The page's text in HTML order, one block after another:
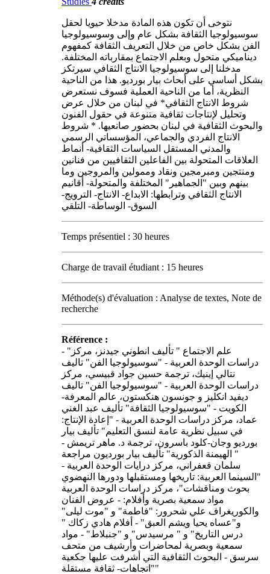
نتوخى أن تكون هذه المادة مدخلا حيويا لحقل
سوسيولوجيا الثقافة بشكل عام وإلى وسوسيولوجيا
الفن بشكل خاص من خلال التعريف الثقافة كمفهوم
ديناميكي متحول وبعلم الاجتماع بمقارباته المختلفة.
مدخلنا إلى سوسيولوجيا الانتاج الثقافي سيرتكز
بشكل أساسي على أبحاث بيار بورديو. هذا من الناحية
النظرية، أما من الناحية العملية فسوف نستعرض
شروط الانتاج الثقافي* في لبنان من خلال عرض
وتحليل لإنتاجات ثقافية متنوعة في حقول الفنون
والبحوث الثقافية في لبنان بحضور صانعيها. * شروط
الانتاج الفردي والجماعي، المؤسساتي الرسمي
والمدني المستقل السياسات الثقافية- أنماط
العلاقات المتحولة بين الفاعلين الثقافيين من فنانين
ومنتجين ومبرمجين ونقاد وممولين والمروجين وما
بينهم وبين "الجماهير" المختلفة والمتحولة- أقانيم
الانتاج الثقافي وترابطها: الابداع- الانتاج- الترويج-
السوق- الوساطة- التلقي
Temps présentiel : 30 heures
Charge de travail étudiant : 15 heures
Méthode(s) d'évaluation : Analyse de textes, Note de
recherche
Référence :
- "علم الاجتماع " تأليف انطوني جيدنز، مركز
دراسات الوحدة العربية - "سوسيولوجيا الفن" تاليف
نتالي إينيك، ترجمة حسين جواد قبيسي، مركز
دراسات الوحدة العربية - "سوسيولوجيا الفن" تاليف
ديفيد انكليز و جونسون هنكستون، عالم المعرفة-
الكويت - "سوسيولوجيا الثقافة" تأليف عبد الغني
عماد، مركز دراسات الوحدة العربية - "إعادة الإنتاج:
في سبيل نظرية عامة لنسق التعليم" تأليف بيار
بورديو وجان-كلود باسرون، ترجمة د. ماهر تريمش -
" الهيمنة الذكورية" تأليف بيار بورديون مراجعة
سلمان قعفراني، مركز درايات الوحدة العربية -
"السينما العربية: تاريخها ومستقبلها ودورها النهضوي
بحوث ومناقشات"، مركز دراسات الوحدة العربية
مواد سمعية بصرية وأفلام: - عروض الفنان
والكوريغراف علي شحرور: "فاطمة" و "موت ليلى"
و"عساه يحيا ويشم العبق" - أفلام هادي زكاك "
درس التاريخ" و " مرسيدس" و "جنبلاط" - مواد
سمعية وبصرية لمحاضرات وأرشيف من متحف
سرسق - البحوث الثقافية التي أشرفت عليها جكعية
"اتجاهات- ثقافة مستقلة"